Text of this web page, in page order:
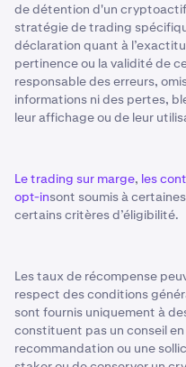
de détention d'un
stratégie de trading
déclaration quant à
pertinence ou la validité de
responsable des erreurs,
informations ni des pertes,
leur affichage ou de leur
Le trading sur marge, les
opt-insont soumis à
certains critères d’éligibilité.
Les taux de récompense
respect des conditions
sont fournis uniquement à
constituent pas un conseil
recommandation ou une